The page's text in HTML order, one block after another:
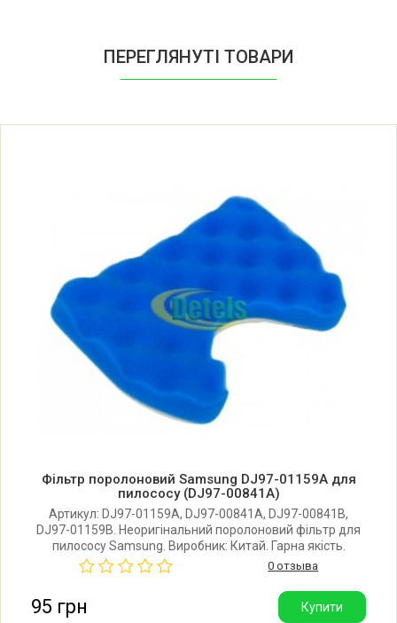
Samsung SC6550
Samsung SC6560
Samsung SC6561
Samsung SC6562
Samsung SC6571
Samsung SC6572
ПЕРЕГЛЯНУТІ ТОВАРИ
Фільтр поролоновий Samsung DJ97-01159A для
пилососу (DJ97-00841A)
Артикул: DJ97-01159A, DJ97-00841A, DJ97-00841B,
DJ97-01159B. Неоригінальний поролоновий фільтр для
пилососу Samsung. Виробник: Китай. Гарна якість.
0 отзыва
95 грн Купити